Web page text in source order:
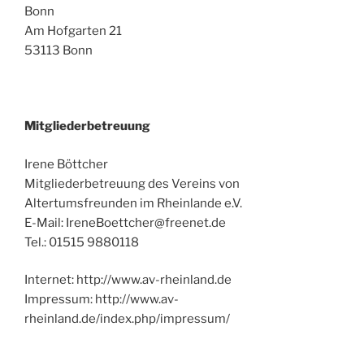
Bonn
Am Hofgarten 21
53113 Bonn
Mitgliederbetreuung
Irene Böttcher
Mitgliederbetreuung des Vereins von
Altertumsfreunden im Rheinlande e.V.
E-Mail: IreneBoettcher@freenet.de
Tel.: 01515 9880118
Internet: http://www.av-rheinland.de
Impressum: http://www.av-
rheinland.de/index.php/impressum/